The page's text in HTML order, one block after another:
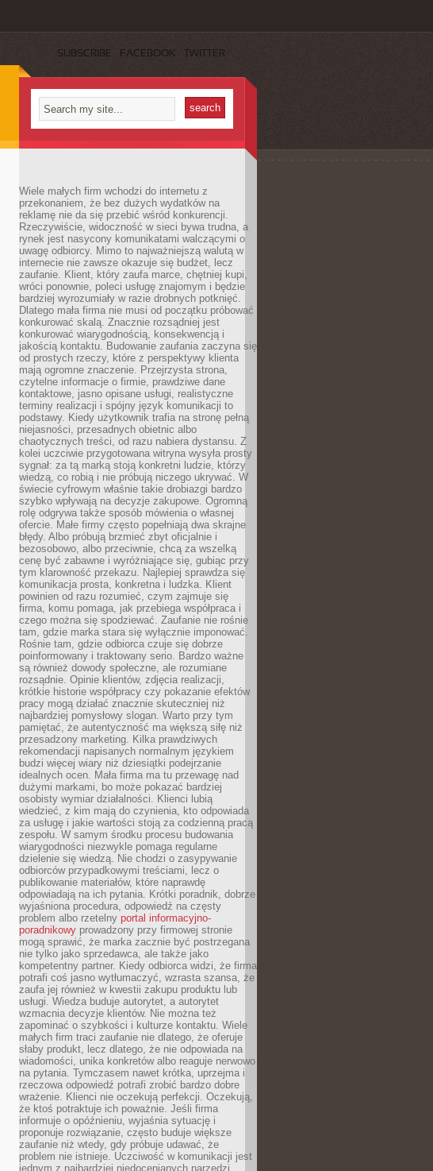
SUBSCRIBE FACEBOOK TWITTER
Wiele małych firm wchodzi do internetu z
przekonaniem, że bez dużych wydatków na
reklamę nie da się przebić wśród konkurencji.
Rzeczywiście, widoczność w sieci bywa trudna, a
rynek jest nasycony komunikatami walczącymi o
uwagę odbiorcy. Mimo to najważniejszą walutą w
internecie nie zawsze okazuje się budżet, lecz
zaufanie. Klient, który zaufa marce, chętniej kupi,
wróci ponownie, poleci usługę znajomym i będzie
bardziej wyrozumiały w razie drobnych potknięć.
Dlatego mała firma nie musi od początku próbować
konkurować skalą. Znacznie rozsądniej jest
konkurować wiarygodnością, konsekwencją i
jakością kontaktu. Budowanie zaufania zaczyna się
od prostych rzeczy, które z perspektywy klienta
mają ogromne znaczenie. Przejrzysta strona,
czytelne informacje o firmie, prawdziwe dane
kontaktowe, jasno opisane usługi, realistyczne
terminy realizacji i spójny język komunikacji to
podstawy. Kiedy użytkownik trafia na stronę pełną
niejasności, przesadnych obietnic albo
chaotycznych treści, od razu nabiera dystansu. Z
kolei uczciwie przygotowana witryna wysyła prosty
sygnał: za tą marką stoją konkretni ludzie, którzy
wiedzą, co robią i nie próbują niczego ukrywać. W
świecie cyfrowym właśnie takie drobiazgi bardzo
szybko wpływają na decyzje zakupowe. Ogromną
rolę odgrywa także sposób mówienia o własnej
ofercie. Małe firmy często popełniają dwa skrajne
błędy. Albo próbują brzmieć zbyt oficjalnie i
bezosobowo, albo przeciwnie, chcą za wszelką
cenę być zabawne i wyróżniające się, gubiąc przy
tym klarowność przekazu. Najlepiej sprawdza się
komunikacja prosta, konkretna i ludzka. Klient
powinien od razu rozumieć, czym zajmuje się
firma, komu pomaga, jak przebiega współpraca i
czego można się spodziewać. Zaufanie nie rośnie
tam, gdzie marka stara się wyłącznie imponować.
Rośnie tam, gdzie odbiorca czuje się dobrze
poinformowany i traktowany serio. Bardzo ważne
są również dowody społeczne, ale rozumiane
rozsądnie. Opinie klientów, zdjęcia realizacji,
krótkie historie współpracy czy pokazanie efektów
pracy mogą działać znacznie skuteczniej niż
najbardziej pomysłowy slogan. Warto przy tym
pamiętać, że autentyczność ma większą siłę niż
przesadzony marketing. Kilka prawdziwych
rekomendacji napisanych normalnym językiem
budzi więcej wiary niż dziesiątki podejrzanie
idealnych ocen. Mała firma ma tu przewagę nad
dużymi markami, bo może pokazać bardziej
osobisty wymiar działalności. Klienci lubią
wiedzieć, z kim mają do czynienia, kto odpowiada
za usługę i jakie wartości stoją za codzienną pracą
zespołu. W samym środku procesu budowania
wiarygodności niezwykle pomaga regularne
dzielenie się wiedzą. Nie chodzi o zasypywanie
odbiorców przypadkowymi treściami, lecz o
publikowanie materiałów, które naprawdę
odpowiadają na ich pytania. Krótki poradnik, dobrze
wyjaśniona procedura, odpowiedź na częsty
problem albo rzetelny portal informacyjno-
poradnikowy prowadzony przy firmowej stronie
mogą sprawić, że marka zacznie być postrzegana
nie tylko jako sprzedawca, ale także jako
kompetentny partner. Kiedy odbiorca widzi, że firma
potrafi coś jasno wytłumaczyć, wzrasta szansa, że
zaufa jej również w kwestii zakupu produktu lub
usługi. Wiedza buduje autorytet, a autorytet
wzmacnia decyzje klientów. Nie można też
zapominać o szybkości i kulturze kontaktu. Wiele
małych firm traci zaufanie nie dlatego, że oferuje
słaby produkt, lecz dlatego, że nie odpowiada na
wiadomości, unika konkretów albo reaguje nerwowo
na pytania. Tymczasem nawet krótka, uprzejma i
rzeczowa odpowiedź potrafi zrobić bardzo dobre
wrażenie. Klienci nie oczekują perfekcji. Oczekują,
że ktoś potraktuje ich poważnie. Jeśli firma
informuje o opóźnieniu, wyjaśnia sytuację i
proponuje rozwiązanie, często buduje większe
zaufanie niż wtedy, gdy próbuje udawać, że
problem nie istnieje. Uczciwość w komunikacji jest
jednym z najbardziej niedocenianych narzędzi